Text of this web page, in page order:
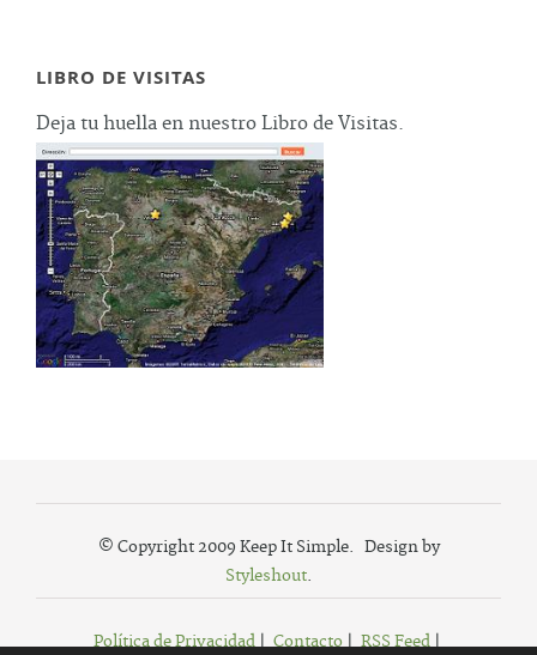
LIBRO DE VISITAS
Deja tu huella en nuestro Libro de Visitas.
© Copyright 2009 Keep It Simple. Design by
Styleshout.
Política de Privacidad| Contacto| RSS Feed|